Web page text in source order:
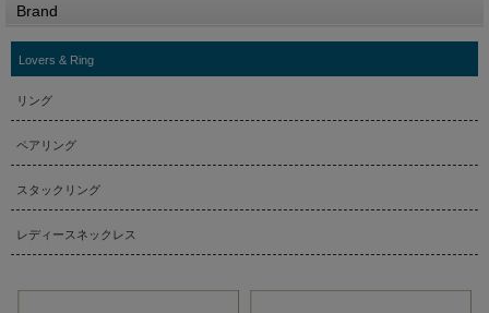
Brand
Lovers & Ring
リング
ペアリング
スタックリング
レディースネックレス